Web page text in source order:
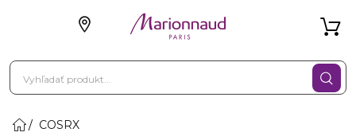
COSRX